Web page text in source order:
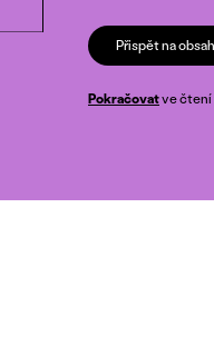
Přispět na obsah
Pokračovatve čtení